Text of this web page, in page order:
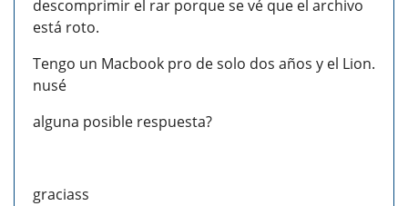
descomprimir el rar porque se vé que el archivo
está roto.
Tengo un Macbook pro de solo dos años y el Lion.
nusé
alguna posible respuesta?
graciass